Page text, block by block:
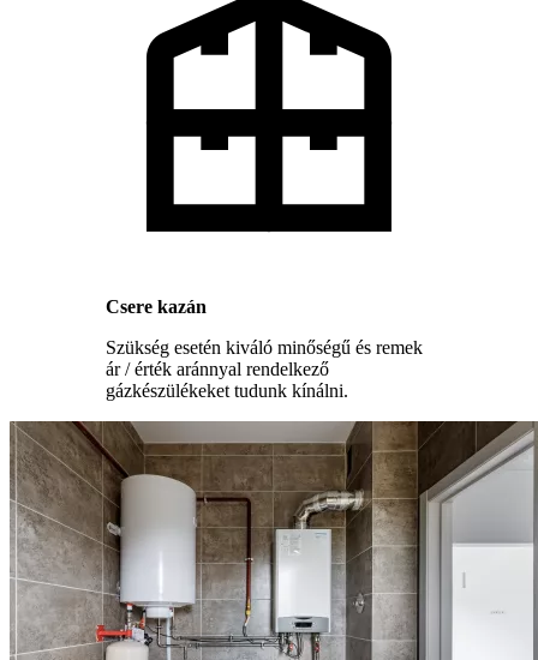
Csere kazán
Szükség esetén kiváló minőségű és remek
ár / érték aránnyal rendelkező
gázkészülékeket tudunk kínálni.